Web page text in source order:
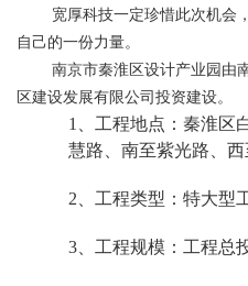
宽厚科技一定珍惜此次机会
自己的一份力量。
南京市秦淮区设计产业园由
区建设发展有限公司投资建设。
1
、工程地点：秦淮区
慧路、南至紫光路、西
2 、工程类型：特大型
3 、工程规模：工程总